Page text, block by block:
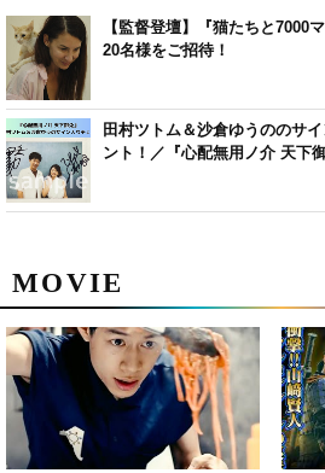
MOVIE
【監督登壇】『猫たちと7000
20名様をご招待！
田村ツトム＆沙倉ゆうののサ
ント！／『心配無用ノ介 天下御